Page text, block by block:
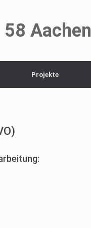
Aachen
Projekte